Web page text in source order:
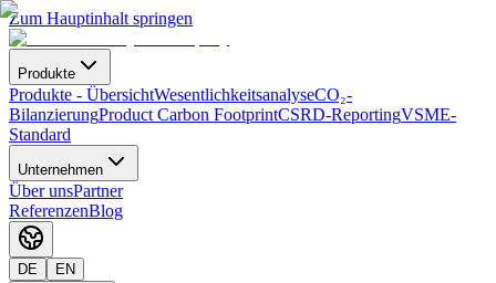
Zum Hauptinhalt springen
Produkte
Produkte - ÜbersichtWesentlichkeitsanalyseCO₂-
BilanzierungProduct Carbon FootprintCSRD-ReportingVSME-
Standard
Unternehmen
Über unsPartner
ReferenzenBlog
DE
EN